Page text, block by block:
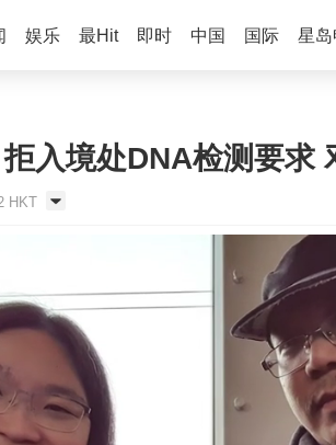
娱乐 最Hit 即时 中国 国际 星岛
入境处DNA检测要求
HKT